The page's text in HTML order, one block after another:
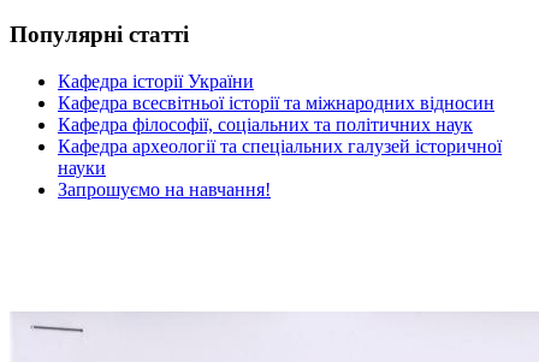
Популярні статті
Кафедра історії України
Кафедра всесвітньої історії та міжнародних відносин
Кафедра філософії, соціальних та політичних наук
Кафедра археології та спеціальних галузей історичної
науки
Запрошуємо на навчання!